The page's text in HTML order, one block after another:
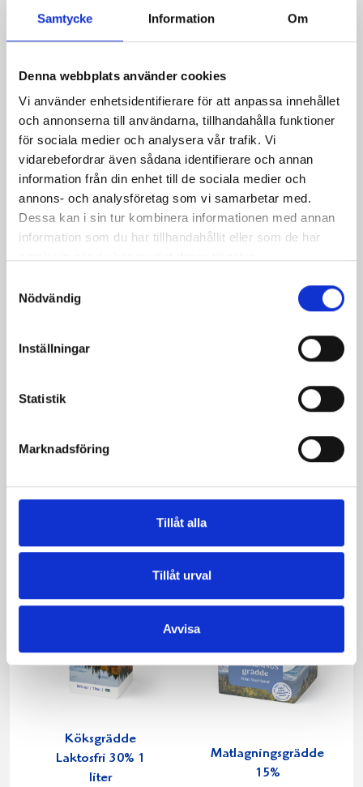
Samtycke Information Om
Denna webbplats använder cookies
Vi använder enhetsidentifierare för att anpassa innehållet
och annonserna till användarna, tillhandahålla funktioner
för sociala medier och analysera vår trafik. Vi
vidarebefordrar även sådana identifierare och annan
information från din enhet till de sociala medier och
annons- och analysföretag som vi samarbetar med.
Dessa kan i sin tur kombinera informationen med annan
information som du har tillhandahållit eller som de har
Nödvändig
Inställningar
Statistik
Marknadsföring
Tillåt alla
Tillåt urval
Avvisa
Mellanmjölk
1,5% laktosfri 3dl
Jordgubbsfil 2,7%
1000g
1000g
Skogsbärsfil 2,7%
Köksgrädde
Laktosfri 30% 1
liter
Matlagningsgrädde
15%